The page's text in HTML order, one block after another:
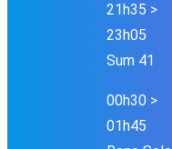
21h35 >
23h05
Sum 41
00h30 >
01h45